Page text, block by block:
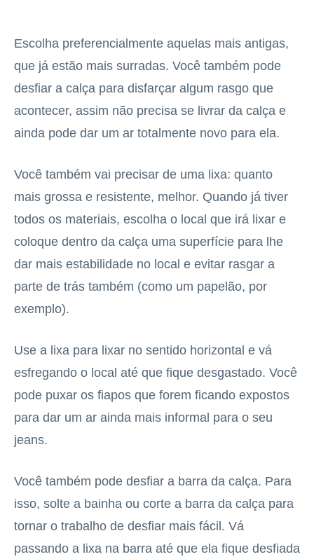
Escolha preferencialmente aquelas mais antigas,
que já estão mais surradas. Você também pode
desfiar a calça para disfarçar algum rasgo que
acontecer, assim não precisa se livrar da calça e
ainda pode dar um ar totalmente novo para ela.
Você também vai precisar de uma lixa: quanto
mais grossa e resistente, melhor. Quando já tiver
todos os materiais, escolha o local que irá lixar e
coloque dentro da calça uma superfície para lhe
dar mais estabilidade no local e evitar rasgar a
parte de trás também (como um papelão, por
exemplo).
Use a lixa para lixar no sentido horizontal e vá
esfregando o local até que fique desgastado. Você
pode puxar os fiapos que forem ficando expostos
para dar um ar ainda mais informal para o seu
jeans.
Você também pode desfiar a barra da calça. Para
isso, solte a bainha ou corte a barra da calça para
tornar o trabalho de desfiar mais fácil. Vá
passando a lixa na barra até que ela fique desfiada